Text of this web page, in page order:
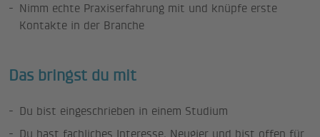
Nimm echte Praxiserfahrung mit und knüpfe erste
Kontakte in der Branche
Das bringst du mit
Du bist eingeschrieben in einem Studium
Du hast fachliches Interesse, Neugier und bist offen für